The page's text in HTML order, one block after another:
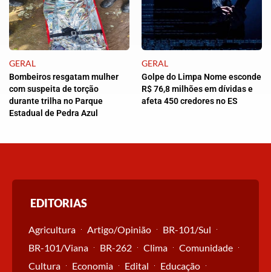
GERAL
Bombeiros resgatam mulher
com suspeita de torção
durante trilha no Parque
Estadual de Pedra Azul
GERAL
Golpe do Limpa Nome esconde
R$ 76,8 milhões em dívidas e
afeta 450 credores no ES
EDITORIAS
Agricultura Artigo/Opinião
BR-101/Sul
BR-101/Viana
BR-262 Clima
Comunidade
Cultura
Economia Edital
Educação